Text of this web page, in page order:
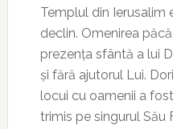
Templul din Ierusalim
declin. Omenirea
prezența sfântă a lui
și fără ajutorul Lui.
locui cu oamenii a
trimis pe singurul Său